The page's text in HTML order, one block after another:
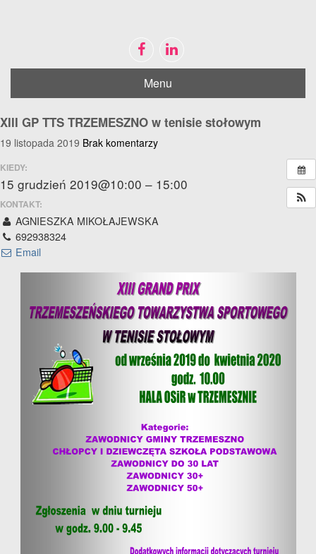
Zoom out
remove_circle_outline Decrease font
brightness_high Bright contrast
Mark links
Reset
all
options
cached
Menu
XIII GP TTS TRZEMESZNO w tenisie stołowym
19 listopada 2019 Brak komentarzy
KIEDY:
15 grudzień 2019@10:00 – 15:00
KONTAKT:
AGNIESZKA MIKOŁAJEWSKA
692938324
Email